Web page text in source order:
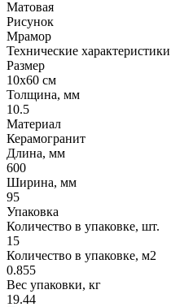
Матовая
Рисунок
Мрамор
Технические характеристики
Размер
10x60 см
Толщина, мм
10.5
Материал
Керамогранит
Длина, мм
600
Ширина, мм
95
Упаковка
Количество в упаковке, шт.
15
Количество в упаковке, м2
0.855
Вес упаковки, кг
19.44